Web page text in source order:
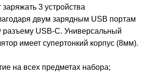
3 устройства
двум зарядным USB портам
разъему USB-C. Универсальный
имеет супертонкий корпус (8мм).
на всех предметах набора;